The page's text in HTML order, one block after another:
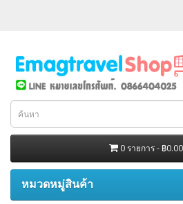
0 รายการ - ฿
หมวดหมู่สินค้า